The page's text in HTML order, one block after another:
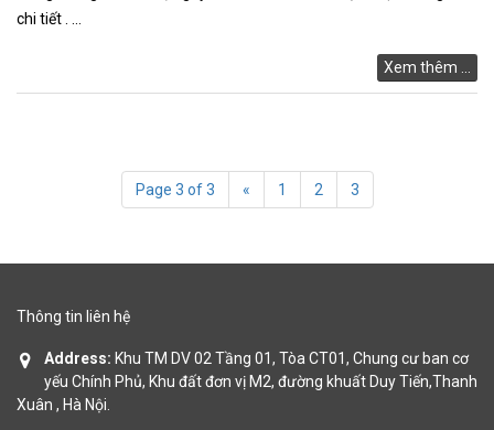
chi tiết . ...
Xem thêm ...
Page 3 of 3 « 1 2 3
Thông tin liên hệ
Address: Khu TM DV 02 Tầng 01, Tòa CT01, Chung cư ban cơ
yếu Chính Phủ, Khu đất đơn vị M2, đường khuất Duy Tiến,Thanh
Xuân , Hà Nội.